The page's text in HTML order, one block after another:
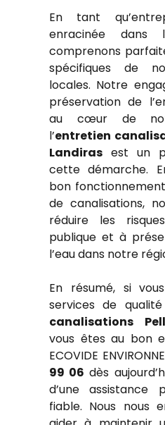
En tant
enracinée dans
comprenons
spécifiques de
locales. Notre
préservation de
au cœur de
l’entretien
Landiras est un
cette démarche.
bon
de canalisations,
réduire les
publique et à
l’eau dans notre
En résumé, si
services de
canalisations
vous êtes au bon
ECOVIDE
99 06 dès
d’une assistance
fiable. Nous nous